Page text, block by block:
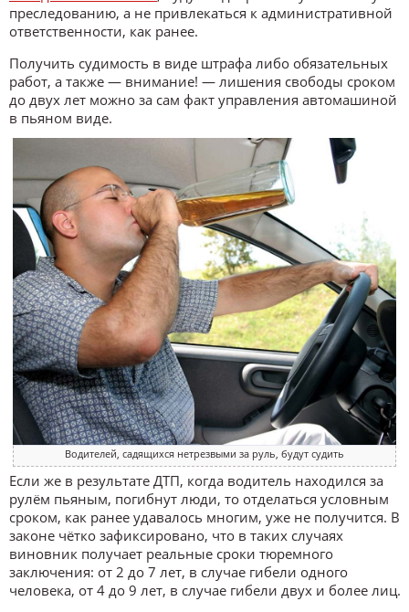
преследованию, а не привлекаться к административной
ответственности, как ранее.
Получить судимость в виде штрафа либо обязательных
работ, а также — внимание! — лишения свободы сроком
до двух лет можно за сам факт управления автомашиной
в пьяном виде.
Водителей, садящихся нетрезвыми за руль, будут судить
Если же в результате ДТП, когда водитель находился за
рулём пьяным, погибнут люди, то отделаться условным
сроком, как ранее удавалось многим, уже не получится. В
законе чётко зафиксировано, что в таких случаях
виновник получает реальные сроки тюремного
заключения: от 2 до 7 лет, в случае гибели одного
человека, от 4 до 9 лет, в случае гибели двух и более лиц.